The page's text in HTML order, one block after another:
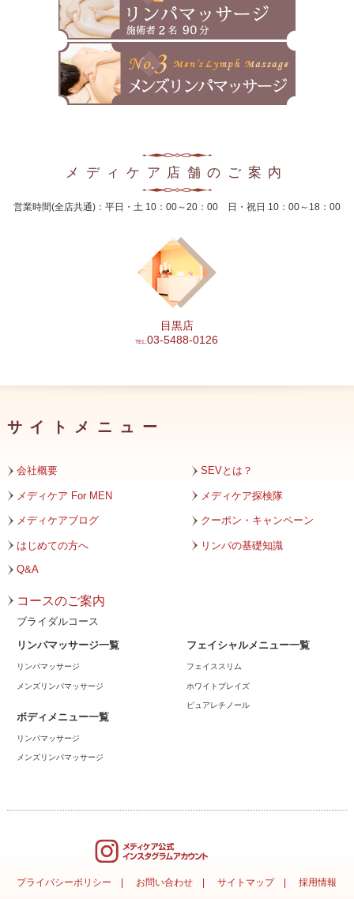
2024年12月
2024年11月
2024年10月
2024年7月
2024年6月
2023年11月
2023年10月
2023年9月
2023年8月
2023年5月
2023年4月
2023年3月
2023年2月
2022年11月
メディケア店舗のご案内
営業時間(全店共通)：平日・土 10：00～20：00 日・祝日 10：00～18：00
目黒店
TEL:03-5488-0126
サイトメニュー
会社概要 SEVとは？
メディケア For MEN メディケア探検隊
メディケアブログ クーポン・キャンペーン
はじめての方へ リンパの基礎知識
Q&A
コースのご案内
ブライダルコース
リンパマッサージ一覧
リンパマッサージ
メンズリンパマッサージ
フェイシャルメニュー一覧
フェイススリム
ホワイトブレイズ
ピュアレチノール
ボディメニュー一覧
リンパマッサージ
メンズリンパマッサージ
プライバシーポリシー お問い合わせ サイトマップ 採用情報